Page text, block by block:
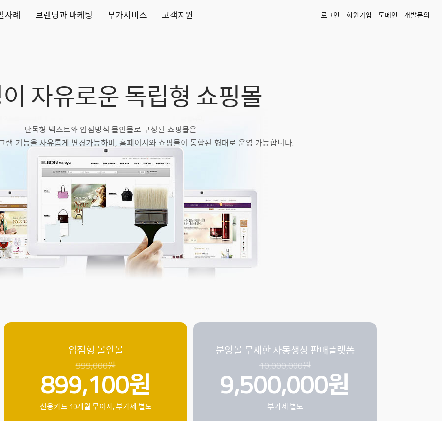
사례 브랜딩과 마케팅 부가서비스 고객지원 로그인 회원가입 도메인 개발문의
자유로운 독립형 쇼핑몰
단독형 넥스트와 입점방식 몰인몰로 구성된 쇼핑몰은
램 기능을 자유롭게 변경가능하며, 홈페이지와 쇼핑몰이 통합된 형태로 운영 가능합니다.
입점형 몰인몰
999,000원
899,100원
신용카드 10개월 무이자, 부가세 별도
분양몰 무제한 자동생성 판매플랫폼
10,000,000원
9,500,000원
부가세 별도